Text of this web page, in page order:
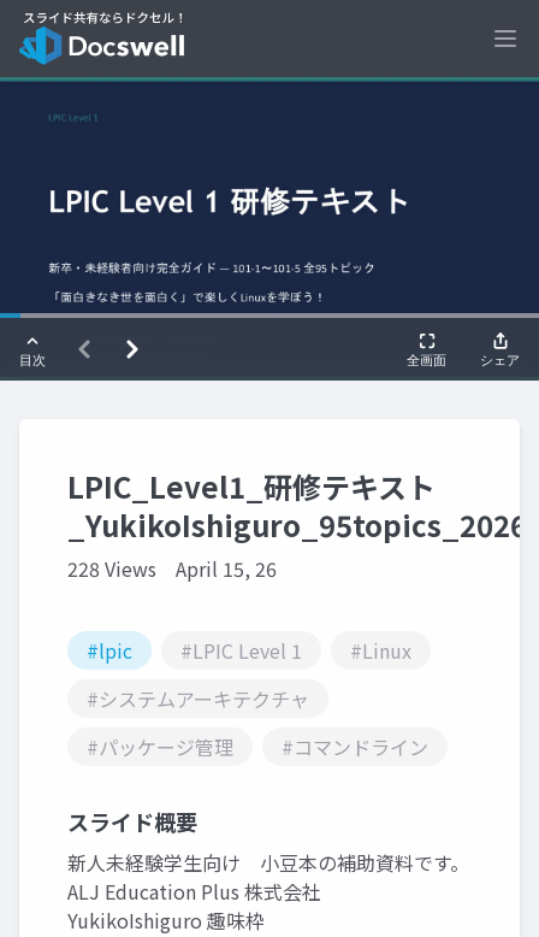
LPIC_Level1_研修テキスト
228 Views April 15, 26
#lpic #LPIC Level 1
#Linux
#システムアーキテクチャ
#パッケージ管理
#コマンドライン
スライド概要
新人未経験学生向け 小豆本の補助資料です。
ALJ Education Plus 株式会社
YukikoIshiguro 趣味枠